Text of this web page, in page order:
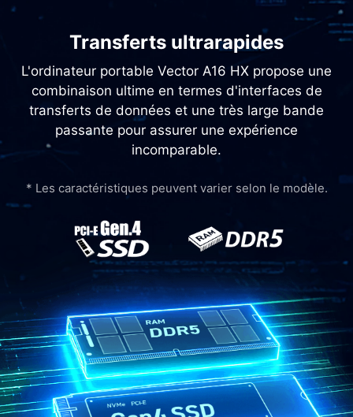
Transferts ultrarapides
L'ordinateur portable Vector A16 HX propose une
combinaison ultime en termes d'interfaces de
transferts de données et une très large bande
passante pour assurer une expérience
incomparable.
* Les caractéristiques peuvent varier selon le modèle.